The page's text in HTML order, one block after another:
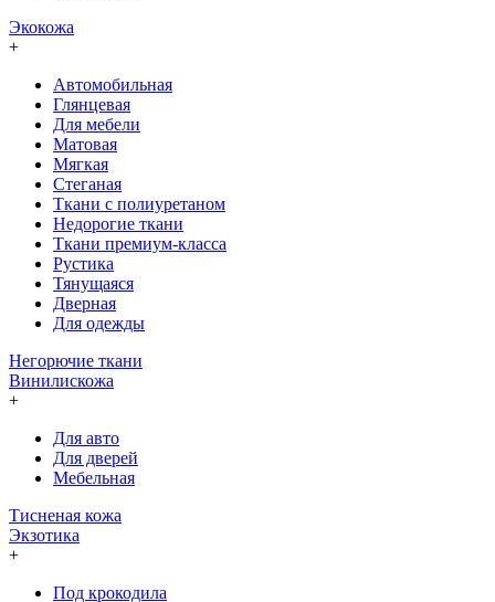
Экокожа
+
Автомобильная
Глянцевая
Для мебели
Матовая
Мягкая
Стеганая
Ткани с полиуретаном
Недорогие ткани
Ткани премиум-класса
Рустика
Тянущаяся
Дверная
Для одежды
Негорючие ткани
Винилискожа
+
Для авто
Для дверей
Мебельная
Тисненая кожа
Экзотика
+
Под крокодила